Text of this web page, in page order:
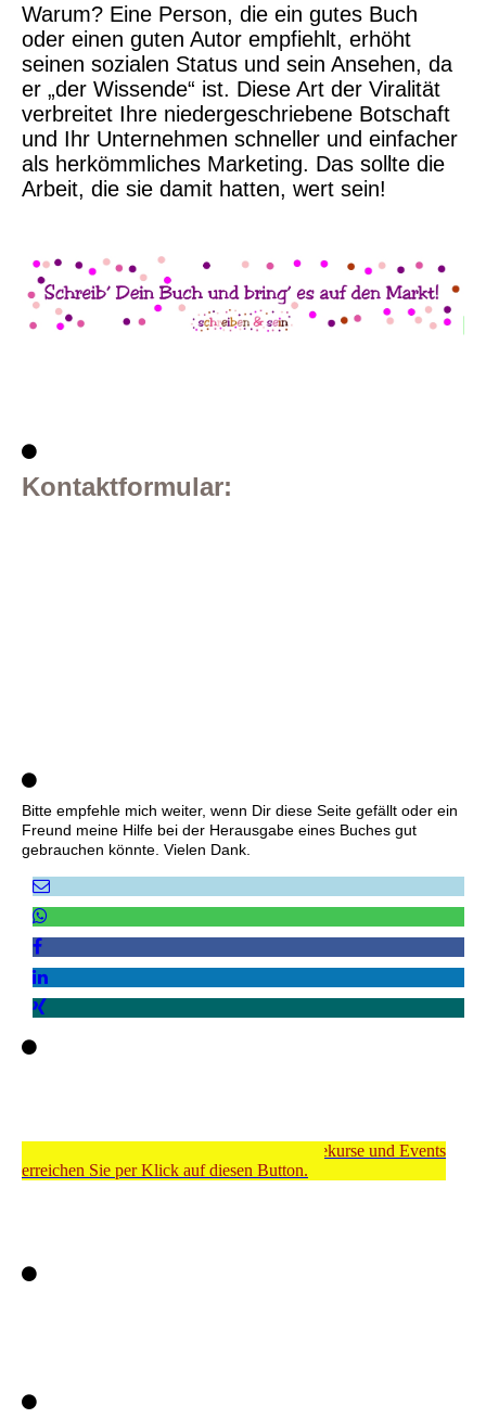
Warum? Eine Person, die ein gutes Buch
oder einen guten Autor empfiehlt, erhöht
seinen sozialen Status und sein Ansehen, da
er „der Wissende“ ist. Diese Art der Viralität
verbreitet Ihre niedergeschriebene Botschaft
und Ihr Unternehmen schneller und einfacher
als herkömmliches Marketing. Das sollte die
Arbeit, die sie damit hatten, wert sein!
Kontaktformular:
Bitte empfehle mich weiter, wenn Dir diese Seite gefällt oder ein
Freund meine Hilfe bei der Herausgabe eines Buches gut
gebrauchen könnte. Vielen Dank.
Meinen Shop für Dienstleistungen, Onlinekurse und Events
erreichen Sie per Klick auf diesen Button.